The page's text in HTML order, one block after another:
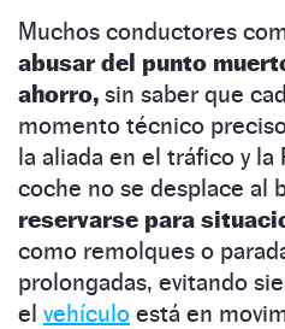
Muchos conductores
abusar del punto
ahorro, sin saber que
momento técnico
la aliada en el tráfico y la
coche no se desplace al
reservarse para
como remolques o
prolongadas, evitando
el vehículo está en